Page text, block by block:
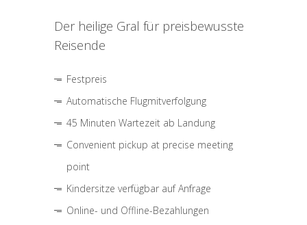
Der heilige Gral für preisbewusste
Reisende
Festpreis
Automatische Flugmitverfolgung
45 Minuten Wartezeit ab Landung
Convenient pickup at precise meeting
point
Kindersitze verfügbar auf Anfrage
Online- und Offline-Bezahlungen